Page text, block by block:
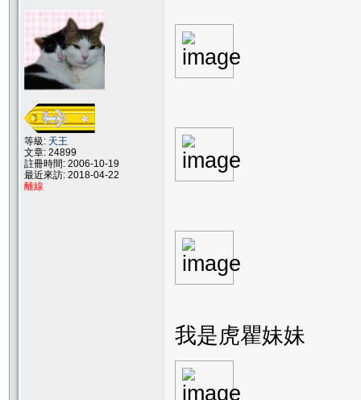
等級: 天王
文章: 24899
註冊時間: 2006-10-19
最近來訪: 2018-04-22
離線
我是虎瞿妹妹